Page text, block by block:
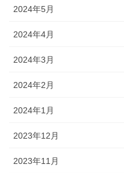
2024年5月
2024年4月
2024年3月
2024年2月
2024年1月
2023年12月
2023年11月